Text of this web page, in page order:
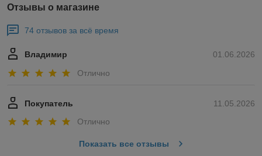
Отзывы о магазине
74 отзывов за всё время
01.06.2026
Владимир
Отлично
11.05.2026
Покупатель
Отлично
Показать все отзывы